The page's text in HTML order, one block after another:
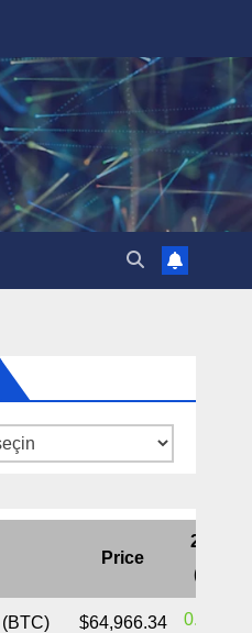
Price
24H
(%)
(BTC) $64,966.34 0.85%